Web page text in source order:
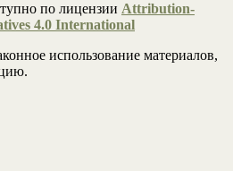
по лицензии Attribution-
4.0 International
использование материалов,